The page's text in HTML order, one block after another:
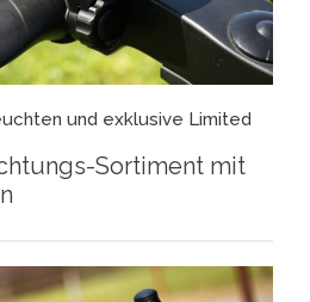
und exklusive Limited
Sortiment mit